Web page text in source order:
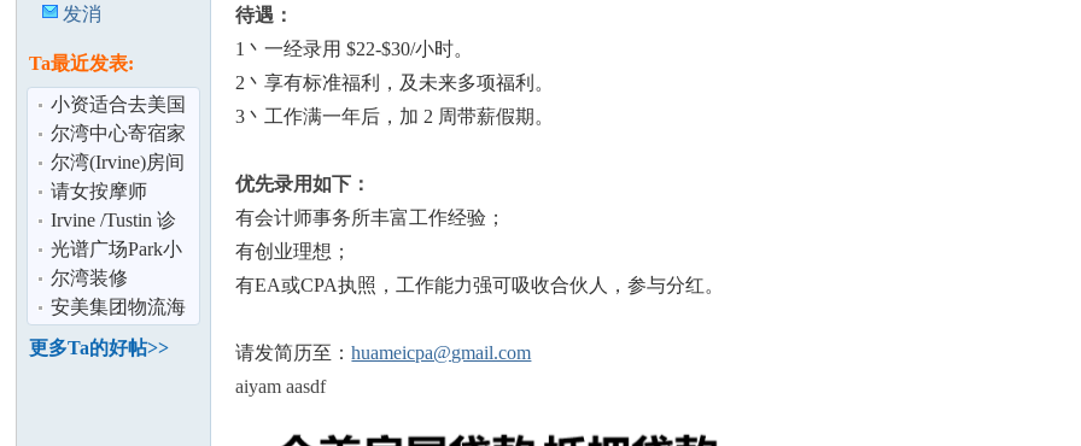
发消
Ta最近发表:
小资适合去美国
生子吗？
尔湾中心寄宿家
庭
尔湾(Irvine)房间
出租; 近IVC和
Irvine Hig
请女按摩师
Irvine /Tustin 诊
所转租或分租
光谱广场Park小
区2B2B诚招长租
短租
尔湾装修
安美集团物流海
外仓 -
Anmeigroup
更多Ta的好帖>>
待遇：
1丶一经录用 $22-$30/小时。
2丶享有标准福利，及未来多项福利。
3丶工作满一年后，加 2 周带薪假期。
优先录用如下：
有会计师事务所丰富工作经验；
有创业理想；
有EA或CPA执照，工作能力强可吸收合伙人，参与分红。
请发简历至：huameicpa@gmail.com
aiyam aasdf